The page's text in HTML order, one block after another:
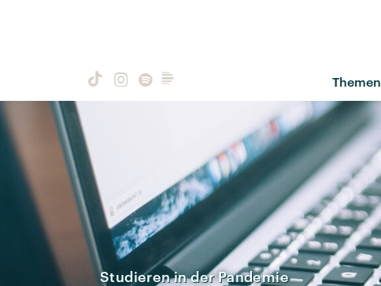
Themen
Studieren in der Pandemie